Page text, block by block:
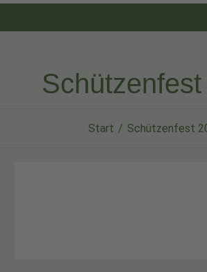
Start Schützenfest